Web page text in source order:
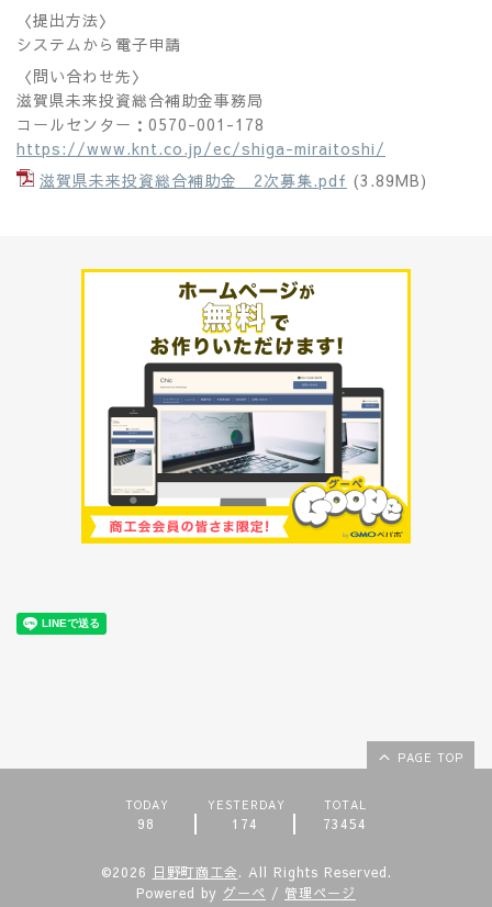
〈提出方法〉
システムから電子申請
〈問い合わせ先〉
滋賀県未来投資総合補助金事務局
コールセンター： 0570-001-178
https://www.knt.co.jp/ec/shiga-miraitoshi/
滋賀県未来投資総合補助金 2次募集.pdf (3.89MB)
PAGE TOP
TODAY
98
YESTERDAY
174
TOTAL
73454
©2026 日野町商工会. All Rights Reserved.
Powered by グーペ / 管理ページ